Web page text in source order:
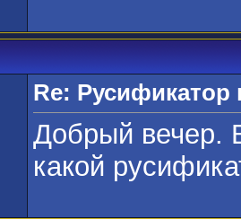
Re: Русификатор
Добрый вечер.
какой